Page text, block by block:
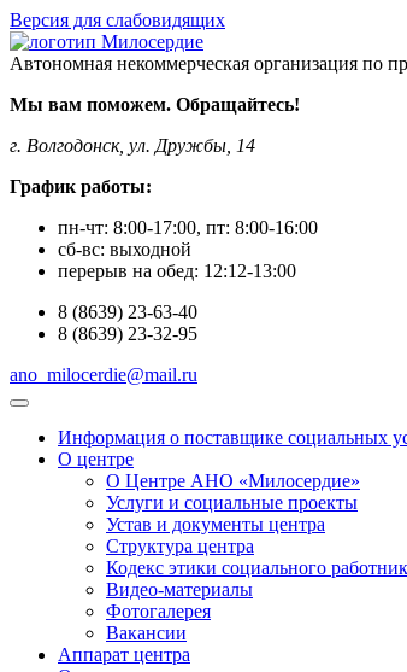
Версия для слабовидящих
Автономная некоммерческая организация по
Мы вам поможем. Обращайтесь!
г. Волгодонск, ул. Дружбы, 14
График работы:
пн-чт: 8:00-17:00, пт: 8:00-16:00
сб-вс: выходной
перерыв на обед: 12:12-13:00
8 (8639) 23-63-40
8 (8639) 23-32-95
ano_milocerdie@mail.ru
Информация о поставщике социальных
О центре
О Центре АНО «Милосердие»
Услуги и социальные проекты
Устав и документы центра
Структура центра
Кодекс этики социального
Видео-материалы
Фотогалерея
Вакансии
Аппарат центра